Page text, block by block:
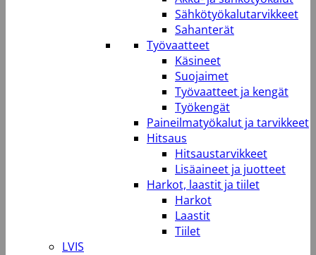
Sähkötyökalutarvikkeet
Sahanterät
Työvaatteet
Käsineet
Suojaimet
Työvaatteet ja kengät
Työkengät
Paineilmatyökalut ja tarvikkeet
Hitsaus
Hitsaustarvikkeet
Lisäaineet ja juotteet
Harkot, laastit ja tiilet
Harkot
Laastit
Tiilet
LVIS